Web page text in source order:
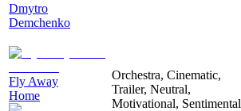
Dmytro
Demchenko
Fly Away
Home
Orchestra, Cinematic,
Trailer, Neutral,
Motivational, Sentimental